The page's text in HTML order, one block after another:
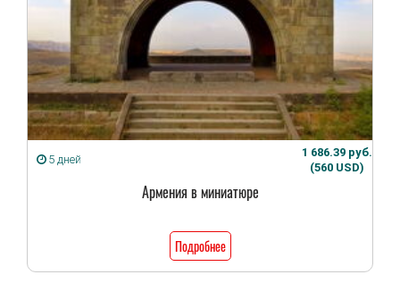
5 дней
1 686.39 руб.
(560 USD)
Армения в миниатюре
Подробнее